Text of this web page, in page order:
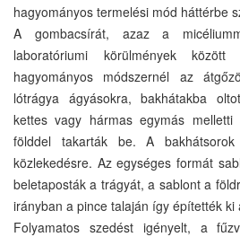
hagyományos termelési mód háttérbe
A gombacsírát, azaz a
laboratóriumi körülmények
hagyományos módszernél az
lótrágya ágyásokra, bakhátakba
kettes vagy hármas egymás melletti
földdel takarták be. A
közlekedésre. Az egységes formát
beletaposták a trágyát, a sablont a
irányban a pince talaján így építették ki
Folyamatos szedést igényelt, a